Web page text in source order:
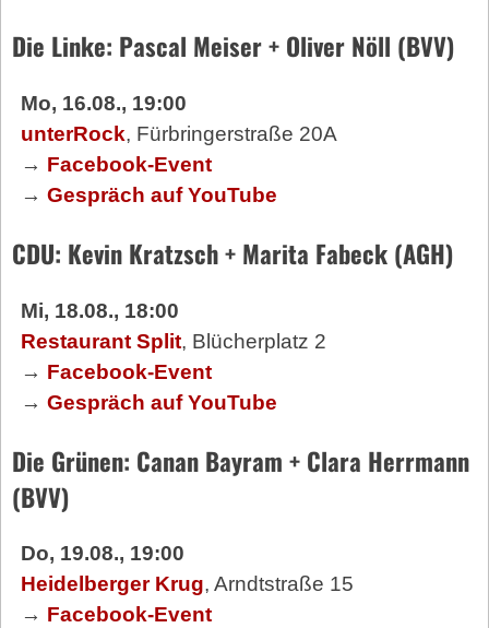
Die Linke: Pascal Meiser + Oliver Nöll (BVV)
Mo, 16.08., 19:00
unterRock, Fürbringerstraße 20A
→ Facebook-Event
→ Gespräch auf YouTube
CDU: Kevin Kratzsch + Marita Fabeck (AGH)
Mi, 18.08., 18:00
Restaurant Split, Blücherplatz 2
→ Facebook-Event
→ Gespräch auf YouTube
Die Grünen: Canan Bayram + Clara Herrmann
(BVV)
Do, 19.08., 19:00
Heidelberger Krug, Arndtstraße 15
→ Facebook-Event